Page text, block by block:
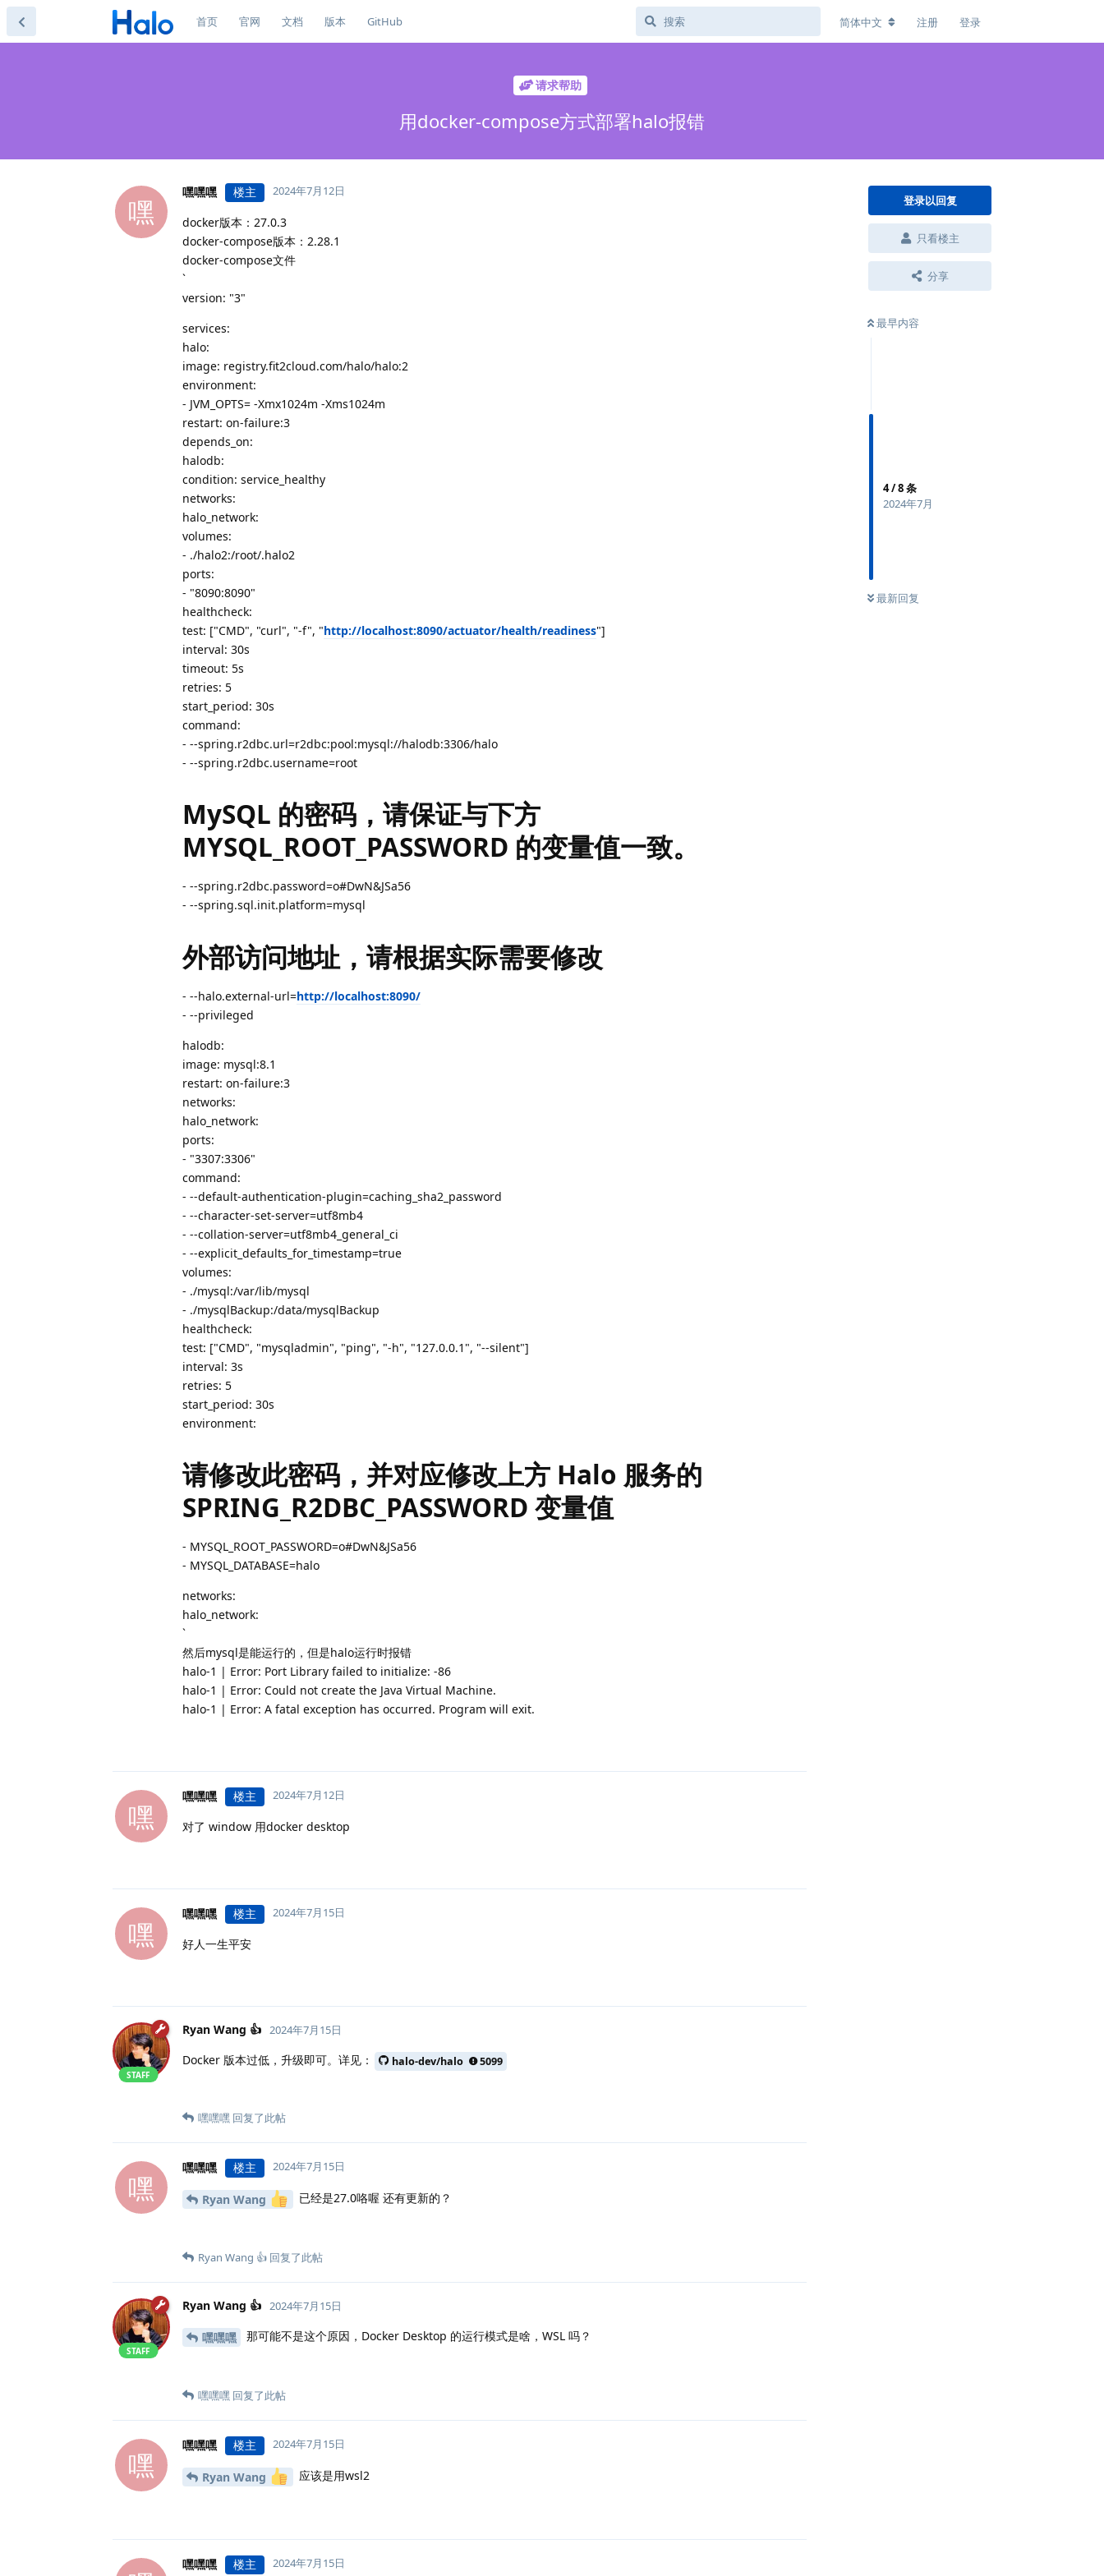
首页 官网 文档 版本 GitHub 简体中文 注册 登录
请求帮助
用docker-compose方式部署halo报错
登录以回复
只看楼主
分享
最早内容
4/8条
2024年7月
最新回复
嘿
嘿嘿嘿 楼主 2024年7月12日
docker版本：27.0.3
docker-compose版本：2.28.1
docker-compose文件
`
version: "3"
services:
halo:
image: registry.fit2cloud.com/halo/halo:2
environment:
- JVM_OPTS= -Xmx1024m -Xms1024m
restart: on-failure:3
depends_on:
halodb:
condition: service_healthy
networks:
halo_network:
volumes:
- ./halo2:/root/.halo2
ports:
- "8090:8090"
healthcheck:
test: ["CMD", "curl", "-f", "http://localhost:8090/actuator/health/readiness"]
interval: 30s
timeout: 5s
retries: 5
start_period: 30s
command:
- --spring.r2dbc.url=r2dbc:pool:mysql://halodb:3306/halo
- --spring.r2dbc.username=root
MySQL 的密码，请保证与下方
MYSQL_ROOT_PASSWORD 的变量值一致。
- --spring.r2dbc.password=o#DwN&JSa56
- --spring.sql.init.platform=mysql
外部访问地址，请根据实际需要修改
- --halo.external-url=http://localhost:8090/
- --privileged
halodb:
image: mysql:8.1
restart: on-failure:3
networks:
halo_network:
ports:
- "3307:3306"
command:
- --default-authentication-plugin=caching_sha2_password
- --character-set-server=utf8mb4
- --collation-server=utf8mb4_general_ci
- --explicit_defaults_for_timestamp=true
volumes:
- ./mysql:/var/lib/mysql
- ./mysqlBackup:/data/mysqlBackup
healthcheck:
test: ["CMD", "mysqladmin", "ping", "-h", "127.0.0.1", "--silent"]
interval: 3s
retries: 5
start_period: 30s
environment:
请修改此密码，并对应修改上方 Halo 服务的
SPRING_R2DBC_PASSWORD 变量值
- MYSQL_ROOT_PASSWORD=o#DwN&JSa56
- MYSQL_DATABASE=halo
networks:
halo_network:
`
然后mysql是能运行的，但是halo运行时报错
halo-1 | Error: Port Library failed to initialize: -86
halo-1 | Error: Could not create the Java Virtual Machine.
halo-1 | Error: A fatal exception has occurred. Program will exit.
嘿
嘿嘿嘿 楼主 2024年7月12日
对了 window 用docker desktop
嘿
嘿嘿嘿 楼主 2024年7月15日
好人一生平安
Ryan Wang 👍
STAFF
2024年7月15日
Docker 版本过低，升级即可。详见： halo-dev/halo 5099
嘿嘿嘿 回复了此帖
嘿
嘿嘿嘿 楼主 2024年7月15日
Ryan Wang 已经是27.0咯喔 还有更新的？
Ryan Wang 👍 回复了此帖
Ryan Wang 👍
STAFF
2024年7月15日
嘿嘿嘿 那可能不是这个原因，Docker Desktop 的运行模式是啥，WSL 吗？
嘿嘿嘿 回复了此帖
嘿
嘿嘿嘿 楼主 2024年7月15日
Ryan Wang 应该是用wsl2
嘿嘿嘿 楼主 2024年7月15日